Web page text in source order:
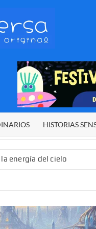
original
HISTORIAS
energía del cielo
de El Niño”
alcanzar